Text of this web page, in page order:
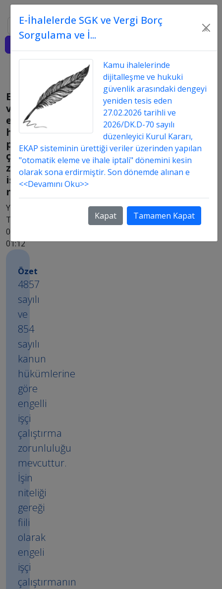
Ara
Engelli
ve
eski
hükümlü
personel
çalıştırılma
zorunluluğunun
istisnaları
nelerdir?
Yayın
Tarih:
02.12.2015
01:12
Özet
4857
sayılı
ve
854
sayılı
kanun
hükümlerine
göre
engelli
işçi
çalıştırma
zorunluluğu
mevcuttur.
İşin
niteliği
gereği
fiili
olarak
engeli
işçi
çalıştırmanın
E-İhalelerde SGK ve Vergi Borç
Sorgulama ve İ...
×
Kamu ihalelerinde
dijitalleşme ve hukuki
güvenlik arasındaki dengeyi
yeniden tesis eden
27.02.2026 tarihli ve
2026/DK.D-70 sayılı
düzenleyici Kurul Kararı,
EKAP sisteminin ürettiği veriler üzerinden yapılan
"otomatik eleme ve ihale iptali" dönemini kesin
olarak sona erdirmiştir. Son dönemde alınan e
<<Devamını Oku>>
Kapat Tamamen Kapat